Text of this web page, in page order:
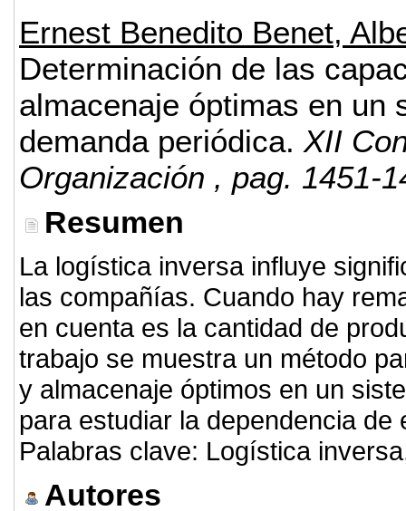
Ernest Benedito Benet,
Determinación de las
almacenaje óptimas en un
demanda periódica. XII
Organización , pag. 1451-
Resumen
La logística inversa influye
las compañías. Cuando hay
en cuenta es la cantidad de
trabajo se muestra un método
y almacenaje óptimos en un
para estudiar la dependencia
Palabras clave: Logística
Autores